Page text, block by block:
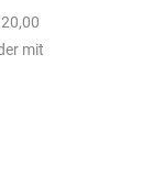
mit